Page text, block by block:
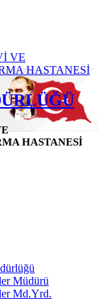
HASTANESİ
Müdürü
Md.Yrd.